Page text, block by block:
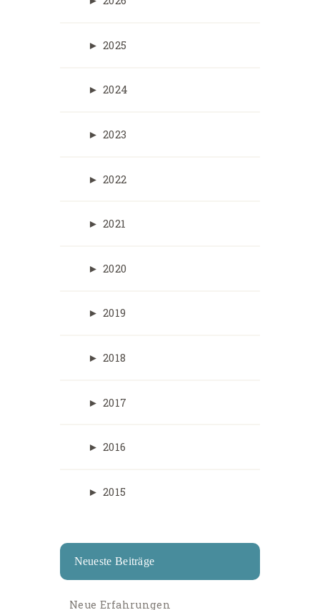
► 2025
► 2024
► 2023
► 2022
► 2021
► 2020
► 2019
► 2018
► 2017
► 2016
► 2015
Neueste Beiträge
Neue Erfahrungen